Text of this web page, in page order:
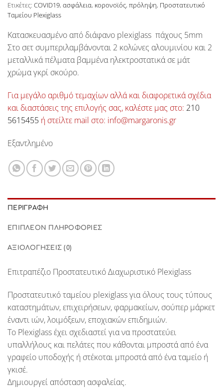
Ετικέτες: COVID19, ασφάλεια, κορονοϊός, πρόληψη, Προστατευτικό
Ταμείου Plexiglass
Κατασκευασμένο από διάφανο plexiglass πάχους 5mm
Στο σετ συμπεριλαμβάνονται 2 κολώνες αλουμινίου και 2
μεταλλικά πέλματα βαμμένα ηλεκτροστατικά σε μάτ
χρώμα γκρί σκούρο.
Για μεγάλο αριθμό τεμαχίων αλλά και διαφορετικά σχέδια
και διαστάσεις της επιλογής σας, καλέστε μας στο: 210
5615455 ή στείλτε mail στο: info@margaronis.gr
Εξαντλημένο
ΠΕΡΙΓΡΑΦΉ
ΕΠΙΠΛΈΟΝ ΠΛΗΡΟΦΟΡΊΕΣ
ΑΞΙΟΛΟΓΉΣΕΙΣ (0)
Επιτραπέζιο Προστατευτικό Διαχωριστικό Plexiglass
Προστατευτικό ταμείου plexiglass για όλους τους τύπους
καταστημάτων, επιχειρήσεων, φαρμακείων, σούπερ μάρκετ
έναντι ιών, λοιμόξεων, εποχιακών επιδημιών.
Το Plexiglass έχει σχεδιαστεί για να προστατεύει
υπαλλήλους και πελάτες που κάθονται μπροστά από ένα
γραφείο υποδοχής ή στέκοται μπροστά από ένα ταμείο ή
γκισέ.
Δημιουργεί απόσταση ασφαλείας.